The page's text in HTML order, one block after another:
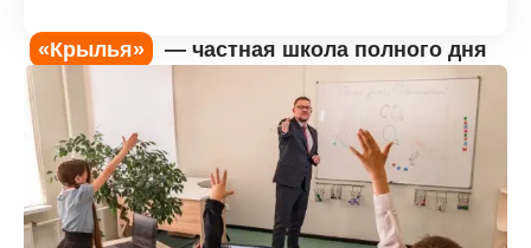
«Крылья» — частная школа полного дня